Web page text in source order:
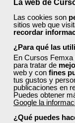
La web de
Las cookies son
sitios web que
recordar
¿Para qué las
En Cursos
para tratar de
web y con fines
tus gustos y
publicaciones en
Puedes obtener
Google la
¿Qué puedes